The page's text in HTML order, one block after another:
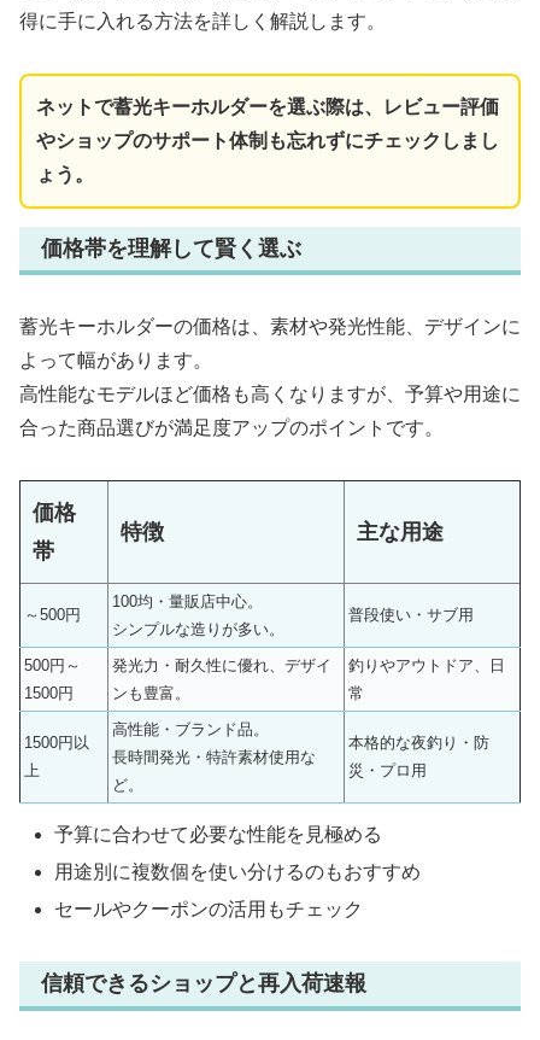
得に手に入れる方法を詳しく解説します。
ネットで蓄光キーホルダーを選ぶ際は、レビュー評価
やショップのサポート体制も忘れずにチェックしまし
ょう。
価格帯を理解して賢く選ぶ
蓄光キーホルダーの価格は、素材や発光性能、デザインに
よって幅があります。
高性能なモデルほど価格も高くなりますが、予算や用途に
合った商品選びが満足度アップのポイントです。
価格
帯
特徴 主な用途
～500円
100均・量販店中心。
シンプルな造りが多い。
普段使い・サブ用
500円～
1500円
発光力・耐久性に優れ、デザイ
ンも豊富。
釣りやアウトドア、日
常
1500円以
上
高性能・ブランド品。
長時間発光・特許素材使用な
ど。
本格的な夜釣り・防
災・プロ用
予算に合わせて必要な性能を見極める
用途別に複数個を使い分けるのもおすすめ
セールやクーポンの活用もチェック
信頼できるショップと再入荷速報